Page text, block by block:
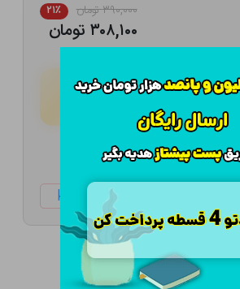
۳۹۰,۰۰۰ تومان ۲۱٪
۳۰۸,۱۰۰ تومان
با تــرب‌پــی:۷۷,۰۲۵ تومان
ketabtala.com/sbp-25523